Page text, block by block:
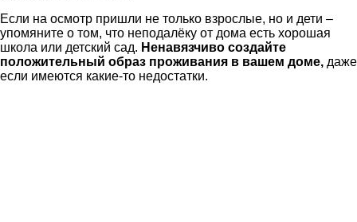
Если на осмотр пришли не только взрослые, но и дети –
упомяните о том, что неподалёку от дома есть хорошая
школа или детский сад. Ненавязчиво создайте
положительный образ проживания в вашем доме, даже
если имеются какие-то недостатки.